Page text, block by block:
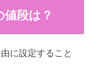
段は？
に設定すること